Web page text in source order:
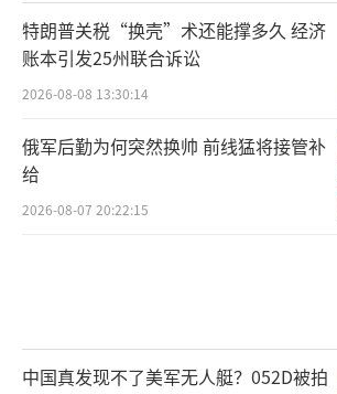
特朗普关税“换壳”术还能撑多久 经济
账本引发25州联合诉讼
2026-08-08 13:30:14
俄军后勤为何突然换帅 前线猛将接管补
给
2026-08-07 20:22:15
中国真发现不了美军无人艇？052D被拍